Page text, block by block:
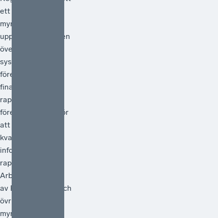
ett antal
myndigheter i
uppdrag att göra en
översyn av
systemet för
företagens
finansiella
rapportering och
föreslå åtgärder för
att förstärka
kvaliteten i den
information som
rapporteras.
Arbetet ska ledas
av Bolagsverket och
övriga deltagande
myndigheter är